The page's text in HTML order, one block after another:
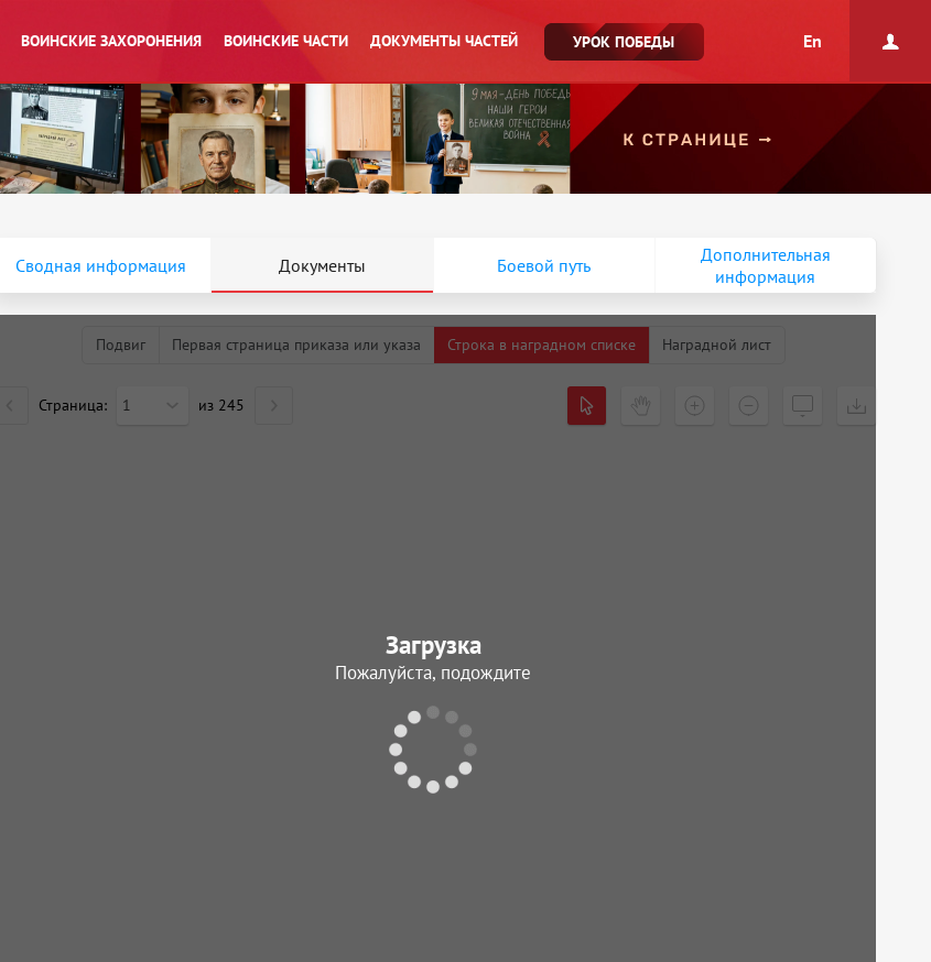
ВОИНСКИЕ ЗАХОРОНЕНИЯ ВОИНСКИЕ ЧАСТИ ДОКУМЕНТЫ ЧАСТЕЙ УРОК ПОБЕДЫ En
Сводная информация Документы Боевой путь
Дополнительная
информация
Подвиг Первая страница приказа или указа Строка в наградном списке Наградной лист
Страница: 1 из 245
Загрузка
Пожалуйста, подождите